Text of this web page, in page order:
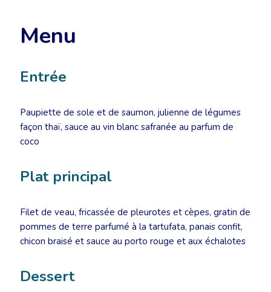
Menu
Entrée
Paupiette de sole et de saumon, julienne de légumes
façon thaï, sauce au vin blanc safranée au parfum de
coco
Plat principal
Filet de veau, fricassée de pleurotes et cèpes, gratin de
pommes de terre parfumé à la tartufata, panais confit,
chicon braisé et sauce au porto rouge et aux échalotes
Dessert